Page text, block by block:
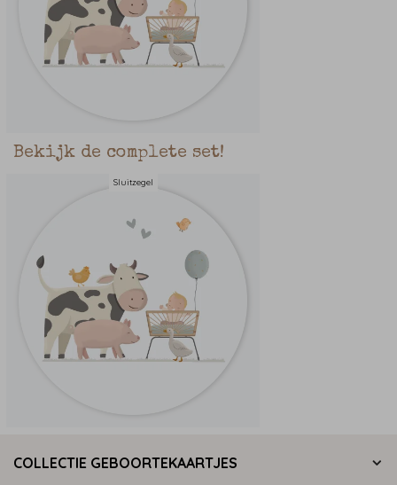
Bekijk de complete set!
Sluitzegel
COLLECTIE GEBOORTEKAARTJES